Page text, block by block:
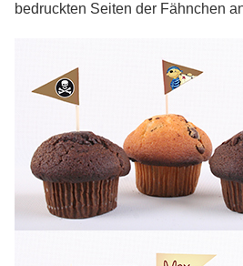
bedruckten Seiten der Fähnchen